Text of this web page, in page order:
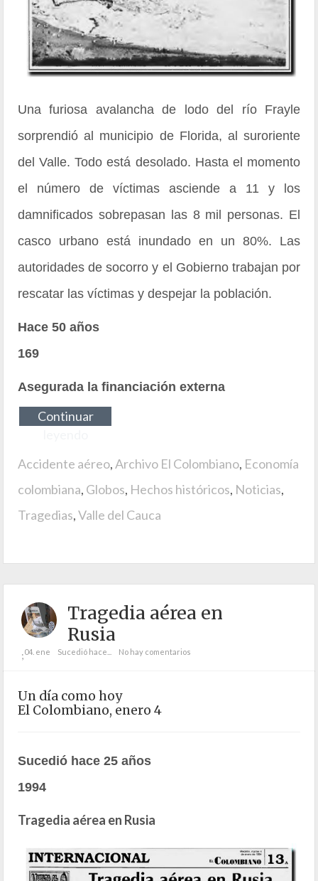
Una furiosa avalancha de lodo del río Frayle
sorprendió al municipio de Florida, al suroriente
del Valle. Todo está desolado. Hasta el momento
el número de víctimas asciende a 11 y los
damnificados sobrepasan las 8 mil personas. El
casco urbano está inundado en un 80%. Las
autoridades de socorro y el Gobierno trabajan por
rescatar las víctimas y despejar la población.
Hace 50 años
169
Asegurada la financiación externa
Continuar
Accidente aéreo,Archivo El Colombiano, Economía
colombiana, Globos, Hechos históricos, Noticias,
Tragedias,Valle del Cauca
Tragedia aérea en
Rusia
;04. ene Sucedió hace... No hay comentarios
Un día como hoy
El Colombiano, enero 4
Sucedió hace 25 años
1994
Tragedia aérea en Rusia